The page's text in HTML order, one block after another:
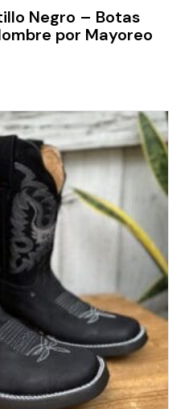
Negro – Botas
por Mayoreo